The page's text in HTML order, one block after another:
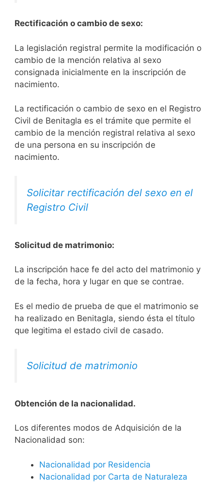
Rectificación o cambio de sexo:
La legislación registral permite la modificación o
cambio de la mención relativa al sexo
consignada inicialmente en la inscripción de
nacimiento.
La rectificación o cambio de sexo en el Registro
Civil de Benitagla es el trámite que permite el
cambio de la mención registral relativa al sexo
de una persona en su inscripción de
nacimiento.
Solicitar rectificación del sexo en el
Registro Civil
Solicitud de matrimonio:
La inscripción hace fe del acto del matrimonio y
de la fecha, hora y lugar en que se contrae.
Es el medio de prueba de que el matrimonio se
ha realizado en Benitagla, siendo ésta el título
que legitima el estado civil de casado.
Solicitud de matrimonio
Obtención de la nacionalidad.
​​​Los diferentes modos de Adquisición de la
Nacionalidad son:
Nacionalidad por Residencia
Nacionalidad por Carta de Naturaleza